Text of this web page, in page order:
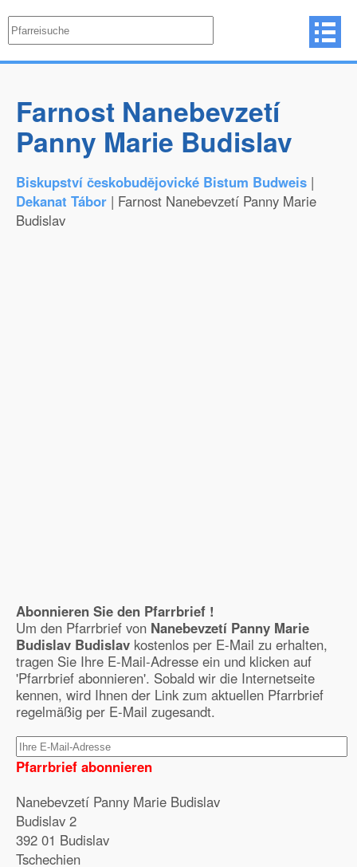
Farnost Nanebevzetí
Panny Marie Budislav
Biskupství českobudějovické Bistum Budweis |
Dekanat Tábor | Farnost Nanebevzetí Panny Marie
Budislav
Abonnieren Sie den Pfarrbrief !
Um den Pfarrbrief von Nanebevzetí Panny Marie
Budislav Budislav kostenlos per E-Mail zu erhalten,
tragen Sie Ihre E-Mail-Adresse ein und klicken auf
'Pfarrbrief abonnieren'. Sobald wir die Internetseite
kennen, wird Ihnen der Link zum aktuellen Pfarrbrief
regelmäßig per E-Mail zugesandt.
Pfarrbrief abonnieren
Nanebevzetí Panny Marie Budislav
Budislav 2
392 01 Budislav
Tschechien